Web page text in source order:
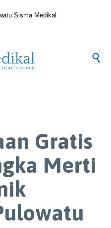
Sisma Medikal

Gratis
Merti